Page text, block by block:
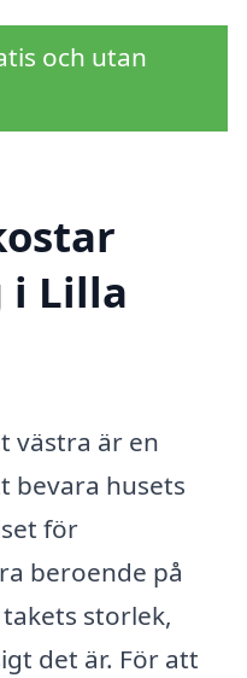
och utan
i Lilla
västra är en
bevara husets
för
beroende på
storlek,
det är. För att